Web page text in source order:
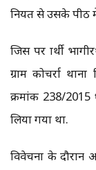
नियत से उसके पीठ
जिस पर प्रार्थी
ग्राम कोचर्रा
क्रमांक 238/2015
लिया गया था.
विवेचना के दौरान